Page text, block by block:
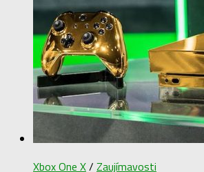
Xbox One X/ Zaujímavosti